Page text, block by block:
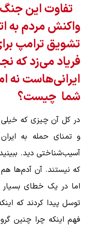
واکنش مردم به
تشویق ترامپ
فریاد می‌زد که
ایرانی‌‌هاست نه
شما چیست؟
در کل آن چیزی که
و تمنای حمله به
آسیب‌شناختی دید.
که نیستند. آن آدم‌ها
اما در یک خطای
توسل پیدا کردند که
فهم اینکه چرا چنین